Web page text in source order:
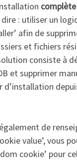
complète
dire : utiliser un
afin de
et fichiers
consiste à
et supprimer
d’installation
de
value’, vous
cookie’ pour